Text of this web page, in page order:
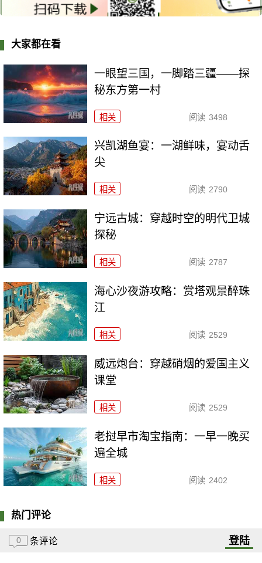
大家都在看
一眼望三国，一脚踏三疆——探
秘东方第一村
相关 阅读 3498
兴凯湖鱼宴：一湖鲜味，宴动舌
尖
相关 阅读 2790
宁远古城：穿越时空的明代卫城
探秘
相关 阅读 2787
海心沙夜游攻略：赏塔观景醉珠
江
相关 阅读 2529
威远炮台：穿越硝烟的爱国主义
课堂
相关 阅读 2529
老挝早市淘宝指南：一早一晚买
遍全城
相关 阅读 2402
热门评论
0 条评论 登陆